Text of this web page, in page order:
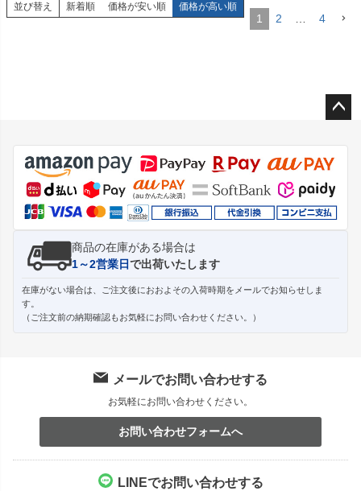
並び替え 新着順 価格が安い順 価格が高い順
1 2 4
ジト
ップ
へ
商品の在庫がある場合は
1～2営業日で出荷いたします
在庫がない場合は、ご注文後におおよその入荷時期をメールでお知らせしま
す。
（ご注文前の納期確認もお気軽にお問い合わせください。）
メールでお問い合わせする
お気軽にお問い合わせください。
お問い合わせフォームへ
LINEでお問い合わせする